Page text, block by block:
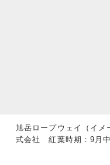
旭岳ロープウェイ（イ
式会社 紅葉時期：9月